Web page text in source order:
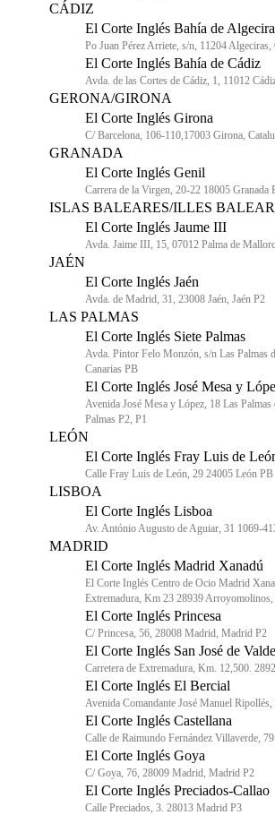
CÁDIZ
El Corte Inglés Bahía de
Po Juan Pérez Arriete, s/n, 11204 Algeciras,
El Corte Inglés Bahía de Cádiz
Avda. de las Cortes de Cádiz, 1, 11012
GERONA/GIRONA
El Corte Inglés Girona
C/ Barcelona, 106-110,17003 Girona,
GRANADA
El Corte Inglés Genil
Carrera de la Virgen, 20-22 18005 Granada
ISLAS BALEARES/ILLES
El Corte Inglés Jaume III
Avda. Jaime III, 15, 07012 Palma de
JAÉN
El Corte Inglés Jaén
Avda. de Madrid, 31, 23008 Jaén, Jaén P2
LAS PALMAS
El Corte Inglés Siete Palmas
Avda. Pintor Felo Monzón, s/n Las Palmas
Canarias PB
El Corte Inglés José Mesa y
Avenida José Mesa y López, 18 Las Palmas
Palmas P2, P1
LEÓN
El Corte Inglés Fray Luis de
Calle Fray Luis de León, 29 24005 León PB
LISBOA
El Corte Inglés Lisboa
Av. António Augusto de Aguiar, 31 1069-
MADRID
El Corte Inglés Madrid Xanadú
El Corte Inglés Centro de Ocio Madrid
Extremadura, Km 23 28939
El Corte Inglés Princesa
C/ Princesa, 56, 28008 Madrid, Madrid P2
El Corte Inglés San José de
Carretera de Extremadura, Km. 12,500.
El Corte Inglés El Bercial
Avenida Comandante José Manuel
El Corte Inglés Castellana
Calle de Raimundo Fernández Villaverde,
El Corte Inglés Goya
C/ Goya, 76, 28009 Madrid, Madrid P2
El Corte Inglés Preciados-Callao
Calle Preciados, 3. 28013 Madrid P3